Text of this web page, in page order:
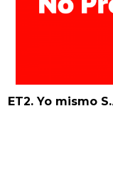
ET2. Yo mismo